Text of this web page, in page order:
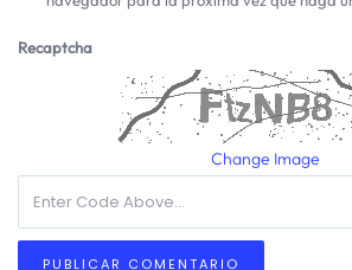
Recaptcha
Change Image